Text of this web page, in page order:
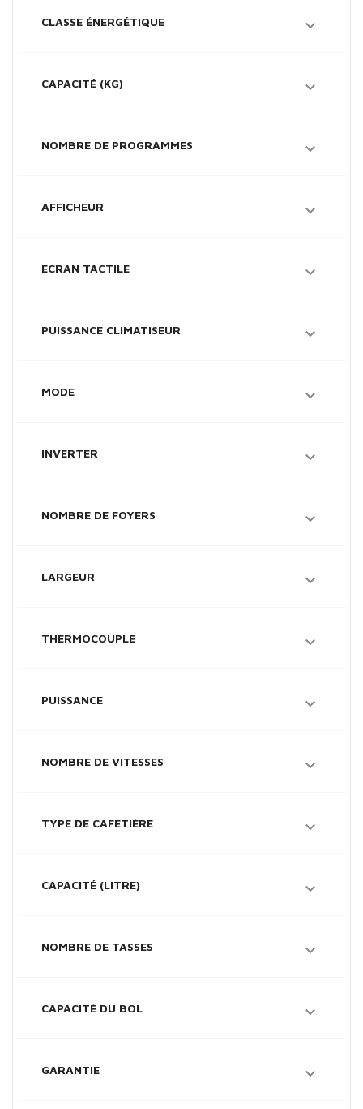
CLASSE ÉNERGÉTIQUE 
CAPACITÉ (KG) 
NOMBRE DE PROGRAMMES 
AFFICHEUR 
ECRAN TACTILE 
PUISSANCE CLIMATISEUR 
MODE 
INVERTER 
NOMBRE DE FOYERS 
LARGEUR 
THERMOCOUPLE 
PUISSANCE 
NOMBRE DE VITESSES 
TYPE DE CAFETIÈRE 
CAPACITÉ (LITRE) 
NOMBRE DE TASSES 
CAPACITÉ DU BOL 
GARANTIE 